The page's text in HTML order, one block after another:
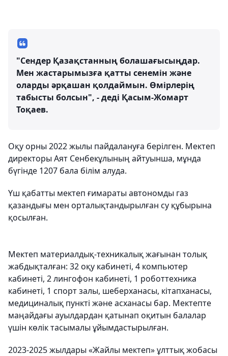
"Сендер Қазақстанның болашағысыңдар.
Мен жастарымызға қатты сенемін және
оларды әрқашан қолдаймын. Өмірлерің
табысты болсын", - деді Қасым-Жомарт
Тоқаев.
Оқу орны 2022 жылы пайдалануға берілген. Мектеп
директоры Аят Сенбекұлының айтуынша, мұнда
бүгінде 1207 бала білім алуда.
Үш қабатты мектеп ғимараты автономды газ
қазандығы мен орталықтандырылған су құбырына
қосылған.
Мектеп материалдық-техникалық жағынан толық
жабдықталған: 32 оқу кабинеті, 4 компьютер
кабинеті, 2 лингофон кабинеті, 1 роботтехника
кабинеті, 1 спорт залы, шеберханасы, кітапханасы,
медициналық пункті және асханасы бар. Мектепте
маңайдағы ауылдардан қатынап оқитын балалар
үшін көлік тасымалы ұйымдастырылған.
2023-2025 жылдары «Жайлы мектеп» ұлттық жобасы